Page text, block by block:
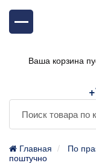
Ваша корзина
Главная По
поштучно